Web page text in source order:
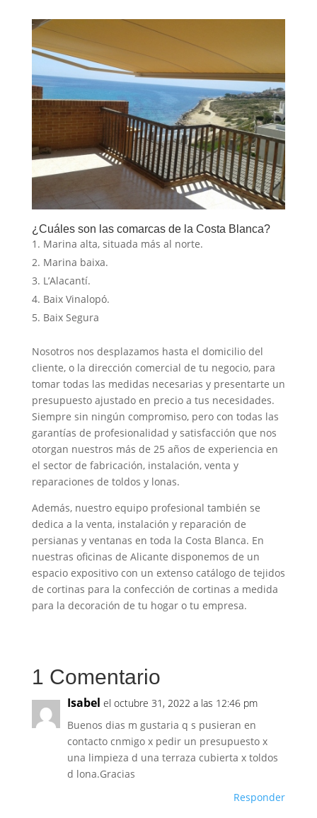
¿Cuáles son las comarcas de la Costa Blanca?
Marina alta, situada más al norte.
Marina baixa.
L’Alacantí.
Baix Vinalopó.
Baix Segura
Nosotros nos desplazamos hasta el domicilio del
cliente, o la dirección comercial de tu negocio, para
tomar todas las medidas necesarias y presentarte un
presupuesto ajustado en precio a tus necesidades.
Siempre sin ningún compromiso, pero con todas las
garantías de profesionalidad y satisfacción que nos
otorgan nuestros más de 25 años de experiencia en
el sector de fabricación, instalación, venta y
reparaciones de toldos y lonas.
Además, nuestro equipo profesional también se
dedica a la venta, instalación y reparación de
persianas y ventanas en toda la Costa Blanca. En
nuestras oficinas de Alicante disponemos de un
espacio expositivo con un extenso catálogo de tejidos
de cortinas para la confección de cortinas a medida
para la decoración de tu hogar o tu empresa.
1 Comentario
Isabel el octubre 31, 2022 a las 12:46 pm
Buenos dias m gustaria q s pusieran en
contacto cnmigo x pedir un presupuesto x
una limpieza d una terraza cubierta x toldos
d lona.Gracias
Responder